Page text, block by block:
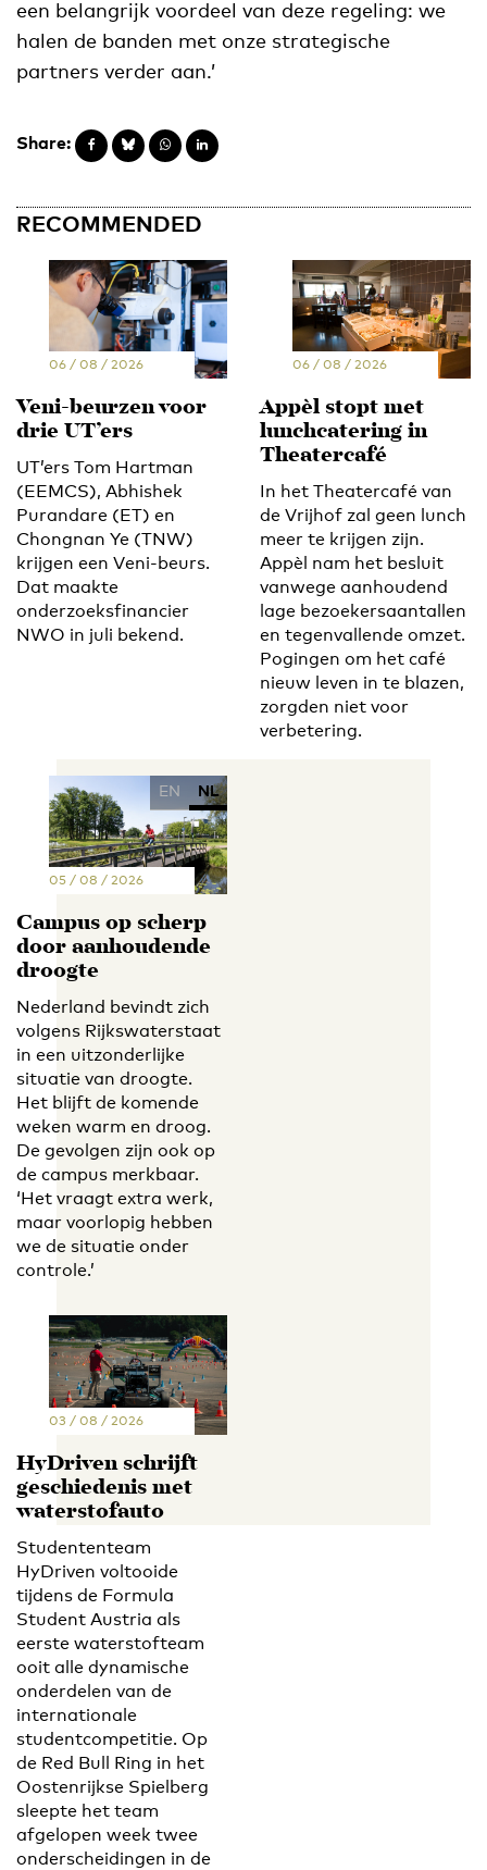
een belangrijk voordeel van deze regeling: we
halen de banden met onze strategische
partners verder aan.’
Share:
RECOMMENDED
06 / 08 / 2026
Veni-beurzen voor
drie UT’ers
UT’ers Tom Hartman
(EEMCS), Abhishek
Purandare (ET) en
Chongnan Ye (TNW)
krijgen een Veni-beurs.
Dat maakte
onderzoeksfinancier
NWO in juli bekend.
06 / 08 / 2026
Appèl stopt met
lunchcatering in
Theatercafé
In het Theatercafé van
de Vrijhof zal geen lunch
meer te krijgen zijn.
Appèl nam het besluit
vanwege aanhoudend
lage bezoekersaantallen
en tegenvallende omzet.
Pogingen om het café
nieuw leven in te blazen,
zorgden niet voor
verbetering.
EN NL
05 / 08 / 2026
Campus op scherp
door aanhoudende
droogte
Nederland bevindt zich
volgens Rijkswaterstaat
in een uitzonderlijke
situatie van droogte.
Het blijft de komende
weken warm en droog.
De gevolgen zijn ook op
de campus merkbaar.
‘Het vraagt extra werk,
maar voorlopig hebben
we de situatie onder
controle.’
03 / 08 / 2026
HyDriven schrijft
geschiedenis met
waterstofauto
Studententeam
HyDriven voltooide
tijdens de Formula
Student Austria als
eerste waterstofteam
ooit alle dynamische
onderdelen van de
internationale
studentcompetitie. Op
de Red Bull Ring in het
Oostenrijkse Spielberg
sleepte het team
afgelopen week twee
onderscheidingen in de